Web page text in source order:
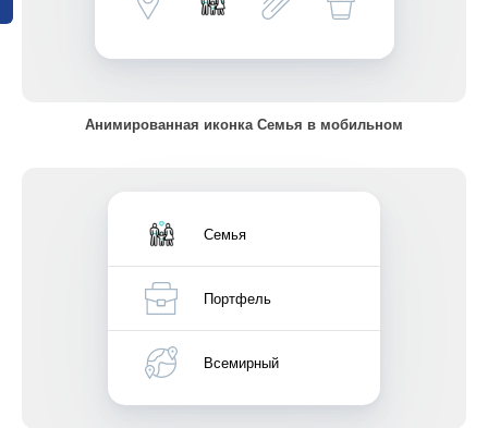
Анимированная иконка Семья в мобильном
Семья
Портфель
Всемирный